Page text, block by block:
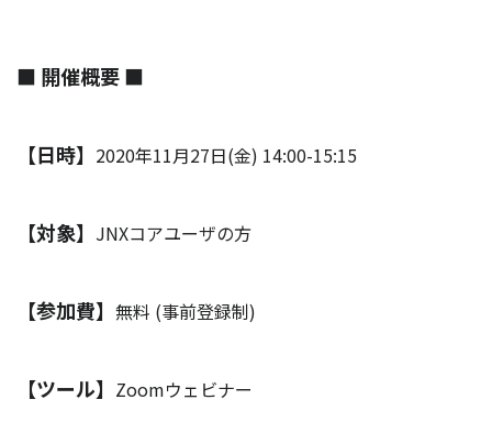
■ 開催概要 ■
【日時】 2020年11月27日(金) 14:00-15:15
【対象】 JNXコアユーザの方
【参加費】 無料 (事前登録制)
【ツール】 Zoomウェビナー